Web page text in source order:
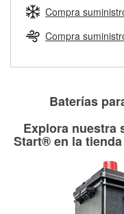
Más información
Herramientas de
medirán tus tambores
ser rectificados con
pueden ser
partes de reemplazo
Rectificación de
Compra
Compra
Baterías
Explora nuestra
Start® en la